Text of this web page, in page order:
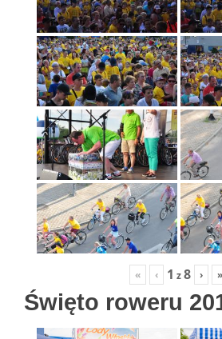
« ‹ 1 z8 › »
Święto roweru